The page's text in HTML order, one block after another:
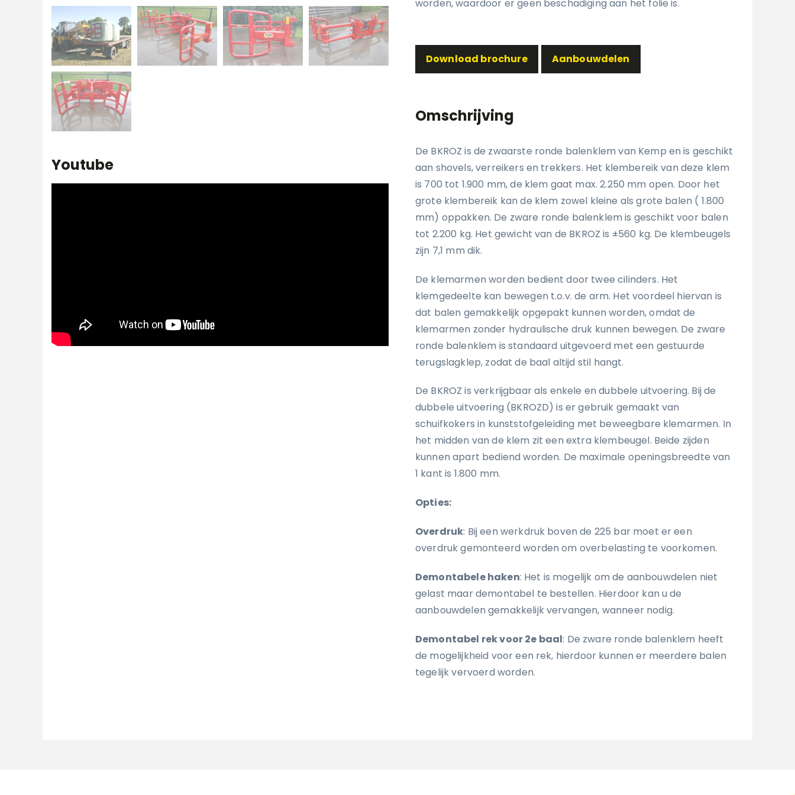
Youtube
worden, waardoor er geen beschadiging aan het folie is.
Download brochure Aanbouwdelen
Omschrijving
De BKROZ is de zwaarste ronde balenklem van Kemp en is geschikt
aan shovels, verreikers en trekkers. Het klembereik van deze klem
is 700 tot 1.900 mm, de klem gaat max. 2.250 mm open. Door het
grote klembereik kan de klem zowel kleine als grote balen ( 1.800
mm) oppakken. De zware ronde balenklem is geschikt voor balen
tot 2.200 kg. Het gewicht van de BKROZ is ±560 kg. De klembeugels
zijn 7,1 mm dik.
De klemarmen worden bedient door twee cilinders. Het
klemgedeelte kan bewegen t.o.v. de arm. Het voordeel hiervan is
dat balen gemakkelijk opgepakt kunnen worden, omdat de
klemarmen zonder hydraulische druk kunnen bewegen. De zware
ronde balenklem is standaard uitgevoerd met een gestuurde
terugslagklep, zodat de baal altijd stil hangt.
De BKROZ is verkrijgbaar als enkele en dubbele uitvoering. Bij de
dubbele uitvoering (BKROZD) is er gebruik gemaakt van
schuifkokers in kunststofgeleiding met beweegbare klemarmen. In
het midden van de klem zit een extra klembeugel. Beide zijden
kunnen apart bediend worden. De maximale openingsbreedte van
1 kant is 1.800 mm.
Opties:
Overdruk: Bij een werkdruk boven de 225 bar moet er een
overdruk gemonteerd worden om overbelasting te voorkomen.
Demontabele haken: Het is mogelijk om de aanbouwdelen niet
gelast maar demontabel te bestellen. Hierdoor kan u de
aanbouwdelen gemakkelijk vervangen, wanneer nodig.
Demontabel rek voor 2e baal: De zware ronde balenklem heeft
de mogelijkheid voor een rek, hierdoor kunnen er meerdere balen
tegelijk vervoerd worden.